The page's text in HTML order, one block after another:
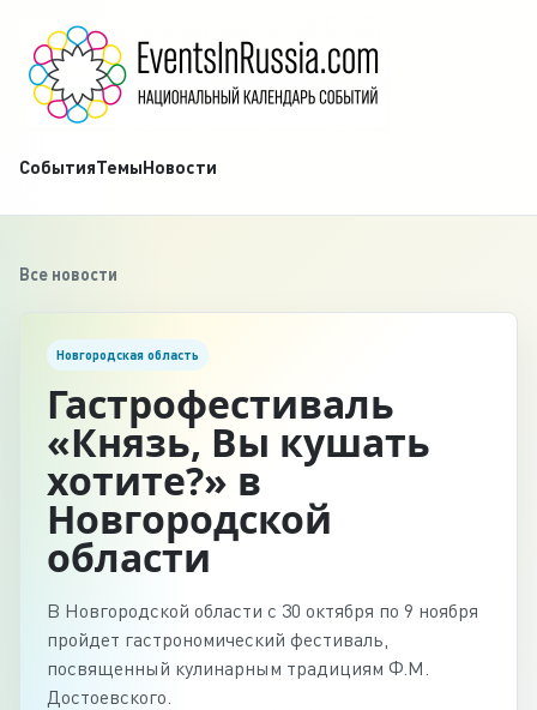
СобытияТемыНовости
Все новости
Новгородская область
Гастрофестиваль
«Князь, Вы кушать
хотите?» в
Новгородской
области
В Новгородской области с 30 октября по 9 ноября
пройдет гастрономический фестиваль,
посвященный кулинарным традициям Ф.М.
Достоевского.